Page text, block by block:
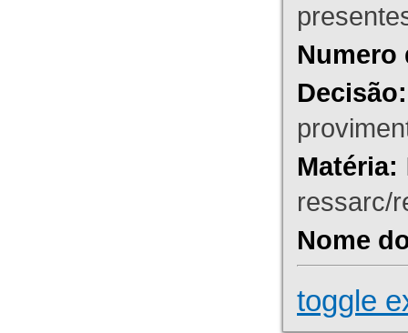
Numero
Decisão:
Matéria:
ressarc/
Nome
toggle